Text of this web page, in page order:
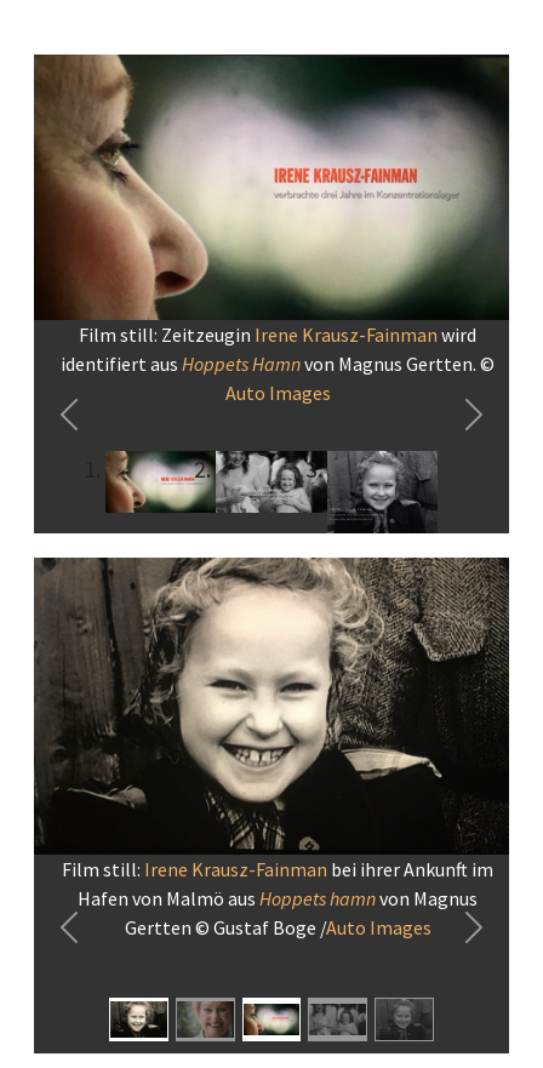
Film still: Zeitzeugin Irene Krausz-Fainman wird
identifiert aus Hoppets Hamnvon Magnus Gertten. ©
Auto Images
Previous Next
Film still: Irene Krausz-Fainman bei ihrer Ankunft im
Hafen von Malmö aus Hoppets hamnvon Magnus
Gertten © Gustaf Boge /Auto Images
Previous Next